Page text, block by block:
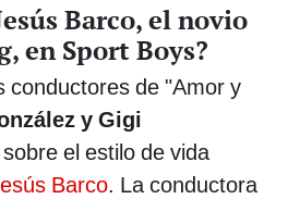
Barco, el novio
en Sport Boys?
conductores de "Amor y
y Gigi
el estilo de vida
Barco. La conductora